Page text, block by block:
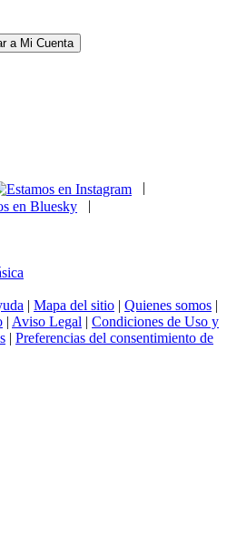
a Mi Cuenta
|
| Mapa del sitio | Quienes somos |
| Aviso Legal | Condiciones de Uso y
| Preferencias del consentimiento de